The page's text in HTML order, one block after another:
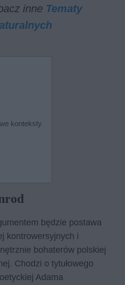
inne Tematy
konteksty
będzie postawa
kontrowersyjnych i
bohaterów polskiej
Chodzi o tytułowego
Adama